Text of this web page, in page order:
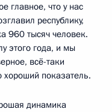
главное, что у нас
республику,
960 тысяч человек.
этого года, и мы
всё-таки
хороший показатель.
динамика